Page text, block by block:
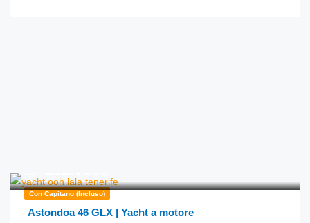
Con Capitano (incluso)
Astondoa 46 GLX | Yacht a motore